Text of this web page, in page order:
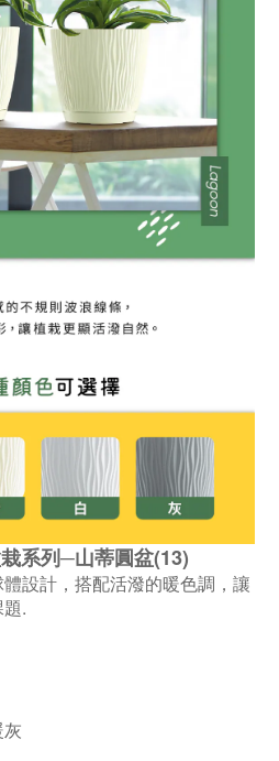
系列─山蒂圓盆(13)
設計，搭配活潑的暖色調，讓
.